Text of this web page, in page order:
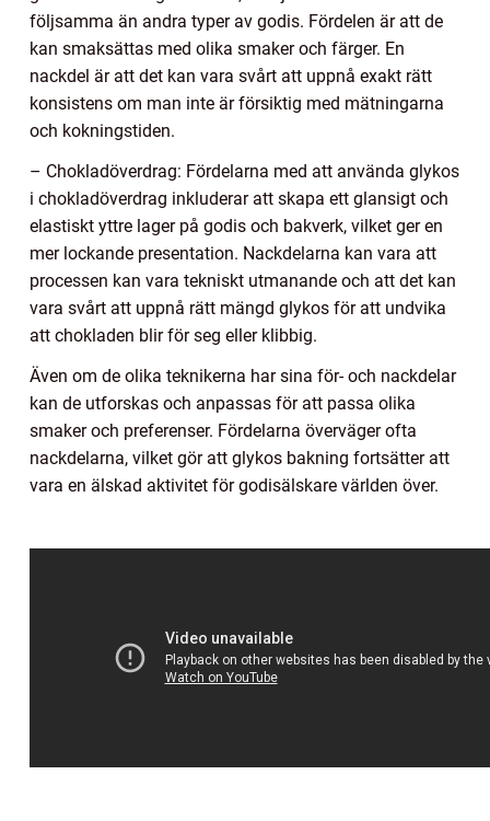
följsamma än andra typer av godis. Fördelen är att de
kan smaksättas med olika smaker och färger. En
nackdel är att det kan vara svårt att uppnå exakt rätt
konsistens om man inte är försiktig med mätningarna
och kokningstiden.
– Chokladöverdrag: Fördelarna med att använda glykos
i chokladöverdrag inkluderar att skapa ett glansigt och
elastiskt yttre lager på godis och bakverk, vilket ger en
mer lockande presentation. Nackdelarna kan vara att
processen kan vara tekniskt utmanande och att det kan
vara svårt att uppnå rätt mängd glykos för att undvika
att chokladen blir för seg eller klibbig.
Även om de olika teknikerna har sina för- och nackdelar
kan de utforskas och anpassas för att passa olika
smaker och preferenser. Fördelarna överväger ofta
nackdelarna, vilket gör att glykos bakning fortsätter att
vara en älskad aktivitet för godisälskare världen över.